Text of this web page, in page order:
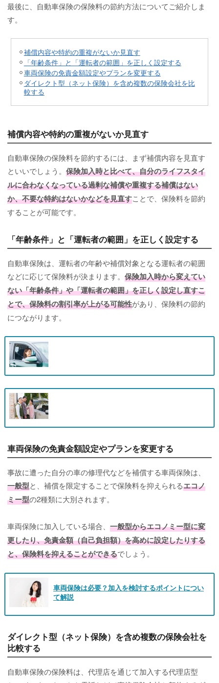
最後に、自動車保険の保険料の節約方法についてご紹介しま
す。
補償内容や特約の重複がないか見直す
「年齢条件」と「運転者の範囲」を正しく設定する
車両保険の免責金額設定やプランを変更する
ダイレクト型（ネット保険）を含め複数の保険会社を比
較する
補償内容や特約の重複がないか見直す
自動車保険の保険料を節約するには、まず補償内容を見直す
といいでしょう。 保険加入時と比べて、自分のライフスタイ
ルに合わなくなっている過剰な補償や重複する補償はない
か、不要な特約はないかなどを見直すことで、保険料を節約
することが可能です。
「年齢条件」と「運転者の範囲」を正しく設定する
自動車保険は、運転者の年齢や補償対象となる運転者の範囲
などに応じて保険料が決まります。 保険加入時から変えてい
ない「年齢条件」や「運転者の範囲」を正しく設定し直すこ
とで、保険料の割引率が上がる可能性があり、保険料の節約
につながります。
車両保険の免責金額設定やプランを変更する
事故に遭った自分の車の修理代などを補償する車両保険は、
一般型と、補償を限定することで保険料を抑えられるエコノ
ミー型の2種類に大別されます。
車両保険に加入している場合、 一般型からエコノミー型に変
更したり、免責金額（自己負担額）を高めに設定したりする
と、保険料を抑えることができるでしょう。
車両保険は必要？加入を検討するポイントについ
て解説
ダイレクト型（ネット保険）を含め複数の保険会社を
比較する
自動車保険の保険料は、代理店を通じて加入する代理店型